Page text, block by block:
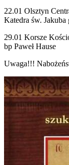
22.01 Olsztyn
Katedra św. Jakuba
29.01 Korsze
bp Paweł Hause
Uwaga!!!